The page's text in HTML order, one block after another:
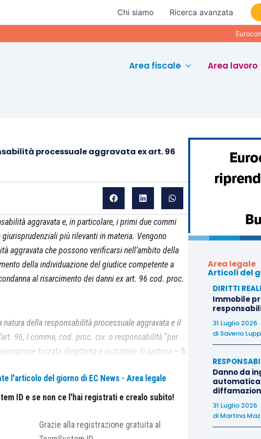
Chi siamo Ricerca avanzata
Area fiscale Area lavoro
processuale aggravata ex art. 96
aggravata e, in particolare, i primi due commi
più rilevanti in materia. Vengono
aggravata che possono verificarsi nell’ambito della
della individuazione del giudice competente a
al risarcimento dei danni ex art. 96 cod. proc.
natura della responsabilità processuale aggravata e il
96, I comma, cod. proc. civ. o responsabilità “per
forzata illegittima e iscrizione di ipoteca – 5.
Tale istituto costituisce una forma di
l'articolo del giorno di EC News - Area legale
ID e se non ce l'hai registrati e crealo subito!
Grazie alla registrazione gratuita al
Area legale
Articoli del
DIRITTI
Immobile
31 Luglio 2026
di Saverio
Danno da
31 Luglio 2026
di Martina